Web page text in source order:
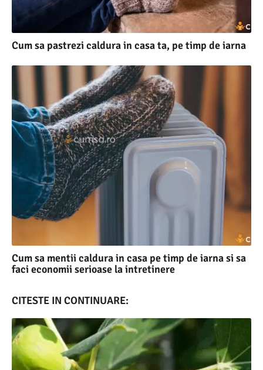
Cum sa pastrezi caldura in casa ta, pe timp de iarna
Cum sa mentii caldura in casa pe timp de iarna si sa
faci economii serioase la intretinere
CITESTE IN CONTINUARE: